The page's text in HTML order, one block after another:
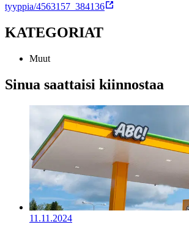
tyyppia/4563157_384136
KATEGORIAT
Muut
Sinua saattaisi kiinnostaa
11.11.2024